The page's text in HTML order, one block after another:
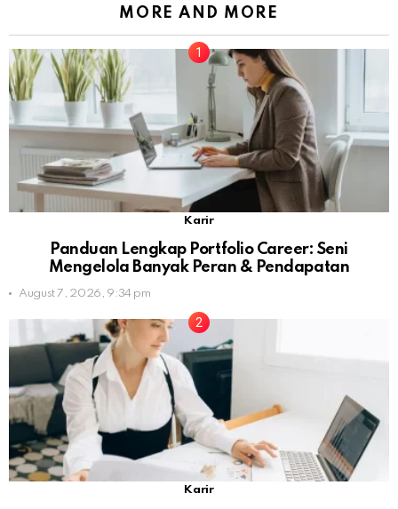
MORE AND MORE
Karir
Panduan Lengkap Portfolio Career: Seni
Mengelola Banyak Peran & Pendapatan
August 7, 2026, 9:34 pm
Karir